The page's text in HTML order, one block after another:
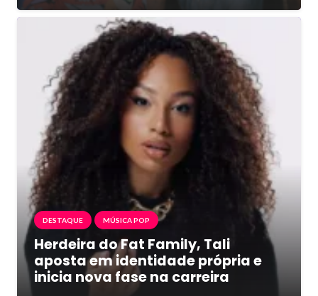
DESTAQUE MÚSICA POP
Herdeira do Fat Family, Tali
aposta em identidade própria e
inicia nova fase na carreira